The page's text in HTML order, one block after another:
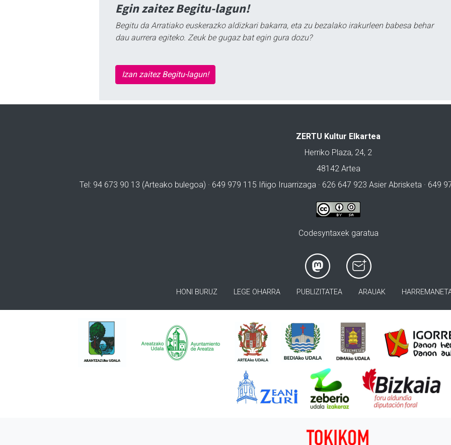
Egin zaitez Begitu-lagun!
Begitu da Arratiako euskerazko aldizkari bakarra, eta zu bezalako irakurleen babesa behar
dau aurrera egiteko. Zeuk be gugaz bat egin gura dozu?
Izan zaitez Begitu-lagun!
ZERTU Kultur Elkartea
Herriko Plaza, 24, 2
48142 Artea
Tel: 94 673 90 13 (Arteako bulegoa) · 649 979 115 Iñigo Iruarrizaga · 626 647 923 Asier Abrisketa · 649
Codesyntaxek garatua
HONI BURUZ LEGE OHARRA PUBLIZITATEA ARAUAK